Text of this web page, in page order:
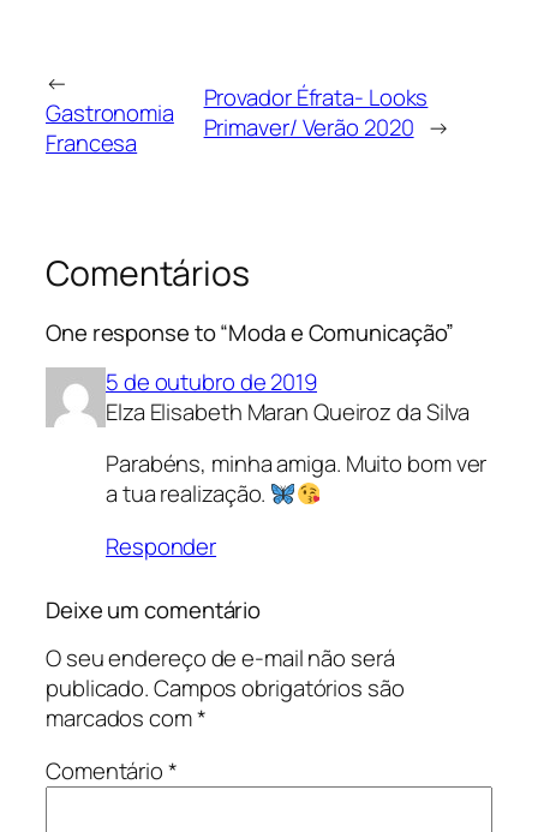
←
Gastronomia
Francesa
Provador Éfrata- Looks
Primaver/ Verão 2020 →
Comentários
One response to “Moda e Comunicação”
5 de outubro de 2019
Elza Elisabeth Maran Queiroz da Silva
Parabéns, minha amiga. Muito bom ver
a tua realização.
Responder
Deixe um comentário
O seu endereço de e-mail não será
publicado.Campos obrigatórios são
marcados com*
Comentário*